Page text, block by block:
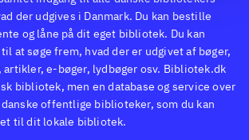
der udgives i Danmark. Du kan bestille
og låne på dit eget bibliotek. Du kan
at søge frem, hvad der er udgivet af bøger,
e-bøger, lydbøger osv. Bibliotek.dk
bibliotek, men en database og service over
offentlige biblioteker, som du kan
til dit lokale bibliotek.